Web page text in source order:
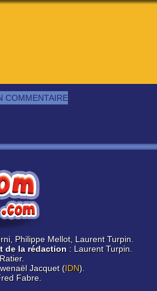
Philippe Mellot, Laurent Turpin.
de la rédaction : Laurent Turpin.
Jacquet (IDN).
Fabre.